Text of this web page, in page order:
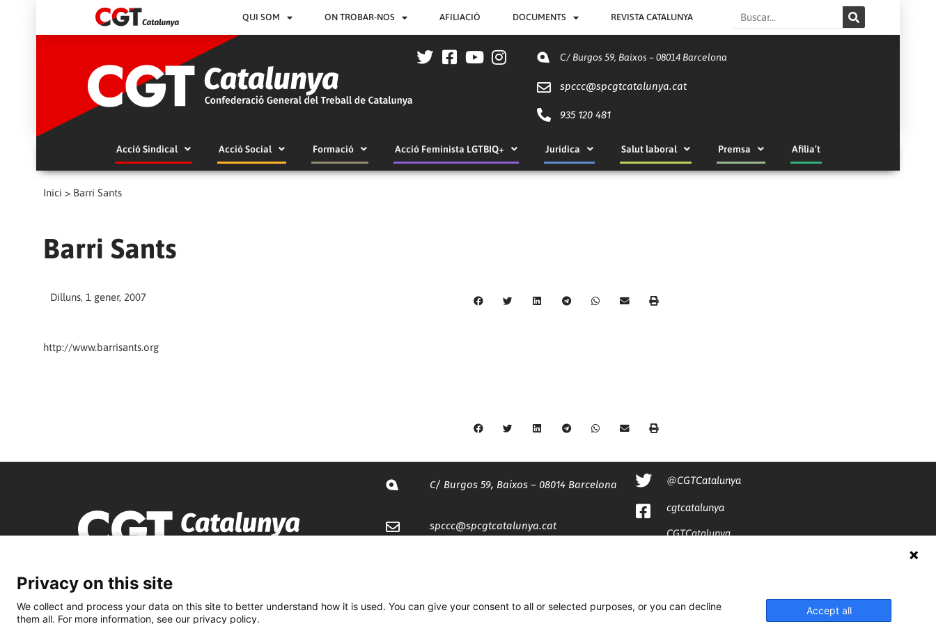
QUI SOM ON TROBAR-NOS AFILIACIÓ DOCUMENTS REVISTA CATALUNYA Search
C/ Burgos 59, Baixos – 08014 Barcelona
spccc@spcgtcatalunya.cat
935 120 481
Acció Sindical Acció Social Formació Acció Feminista LGTBIQ+ Jurídica Salut laboral Premsa Afilia’t
Inici > Barri Sants
Barri Sants
Dilluns, 1 gener, 2007
http://www.barrisants.org
C/ Burgos 59, Baixos – 08014 Barcelona
spccc@spcgtcatalunya.cat
@CGTCatalunya
cgtcatalunya
CGTCatalunya
Privacy on this site
We collect and process your data on this site to better understand how it is used. You can give your consent to all or selected purposes, or you can decline
them all. For more information, see our privacy policy.
Accept all